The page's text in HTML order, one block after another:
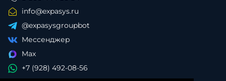
info@expasys.ru
@expasysgroupbot
Мессенджер
Max
+7 (928) 492-08-56